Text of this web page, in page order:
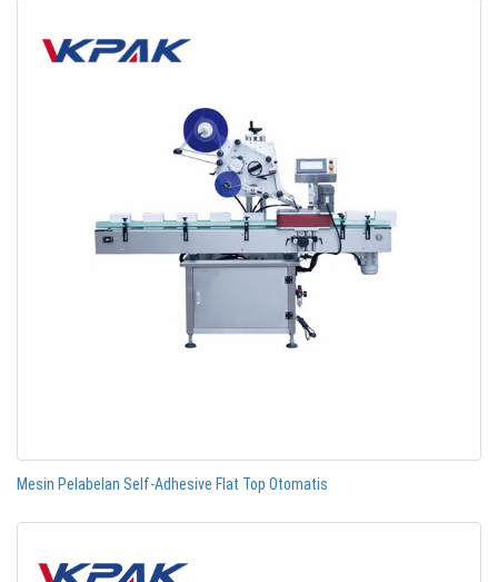
Mesin Pelabelan Self-Adhesive Flat Top Otomatis